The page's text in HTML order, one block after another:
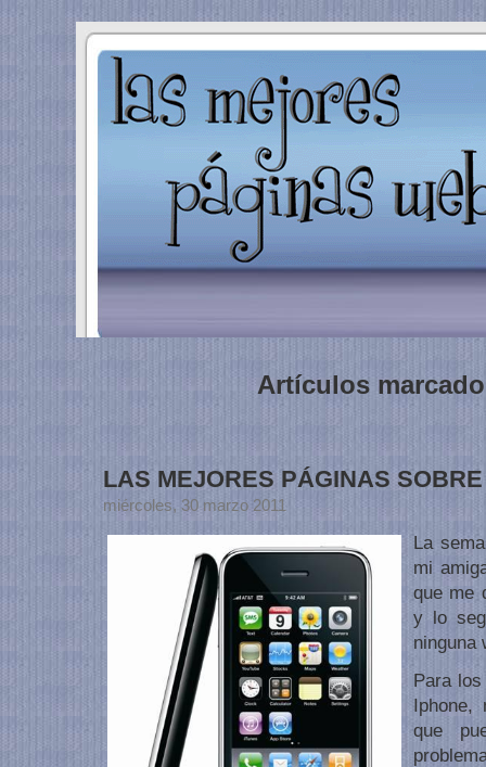
Artículos
LAS MEJORES PÁGINAS
miércoles, 30 marzo 2011
La
mi
que me
y lo
ninguna
Para
Iphone,
que